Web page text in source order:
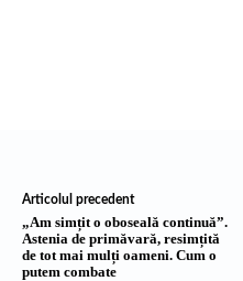
Articolul precedent
„Am simțit o oboseală continuă”.
Astenia de primăvară, resimțită
de tot mai mulți oameni. Cum o
putem combate